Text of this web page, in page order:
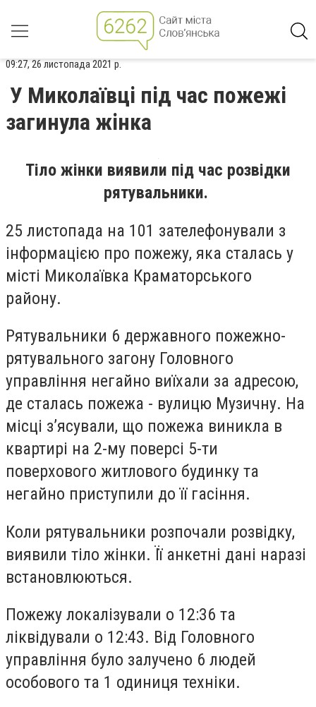
09:27, 26 листопада 2021 р.
У Миколаївці під час пожежі
загинула жінка
Тіло жінки виявили під час розвідки
рятувальники.
25 листопада на 101 зателефонували з
інформацією про пожежу, яка сталась у
місті Миколаївка Краматорського
району.
Рятувальники 6 державного пожежно-
рятувального загону Головного
управління негайно виїхали за адресою,
де сталась пожежа - вулицю Музичну. На
місці з’ясували, що пожежа виникла в
квартирі на 2-му поверсі 5-ти
поверхового житлового будинку та
негайно приступили до її гасіння.
Коли рятувальники розпочали розвідку,
виявили тіло жінки. Її анкетні дані наразі
встановлюються.
Пожежу локалізували о 12:36 та
ліквідували о 12:43. Від Головного
управління було залучено 6 людей
особового та 1 одиниця техніки.